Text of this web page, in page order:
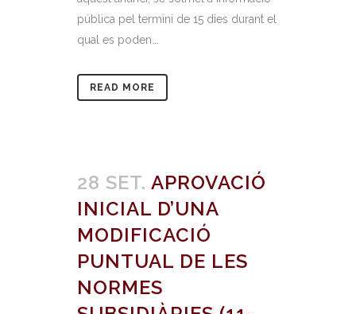
pública pel termini de 15 dies durant el
qual es poden...
READ MORE
28 SET. APROVACIÓ
INICIAL D’UNA
MODIFICACIÓ
PUNTUAL DE LES
NORMES